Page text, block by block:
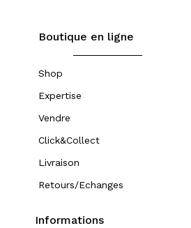
Boutique en ligne
Shop
Expertise
Vendre
Click&Collect
Livraison
Retours/Echanges
Informations